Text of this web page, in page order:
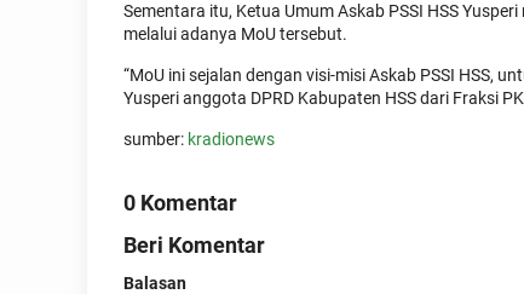
Sementara itu, Ketua Umum Askab PSSI HSS
melalui adanya MoU tersebut.
“MoU ini sejalan dengan visi-misi Askab PSSI HSS,
Yusperi anggota DPRD Kabupaten HSS dari Fraksi
sumber: kradionews
0 Komentar
Beri Komentar
Balasan